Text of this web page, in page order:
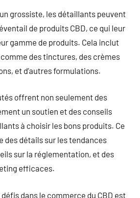
grossiste, les détaillants peuvent
de produits CBD, ce qui leur
gamme de produits. Cela inclut
des tinctures, des crèmes
et d’autres formulations.
offrent non seulement des
un soutien et des conseils
à choisir les bons produits. Ce
des détails sur les tendances
sur la réglementation, et des
efficaces.
défis dans le commerce du CBD est